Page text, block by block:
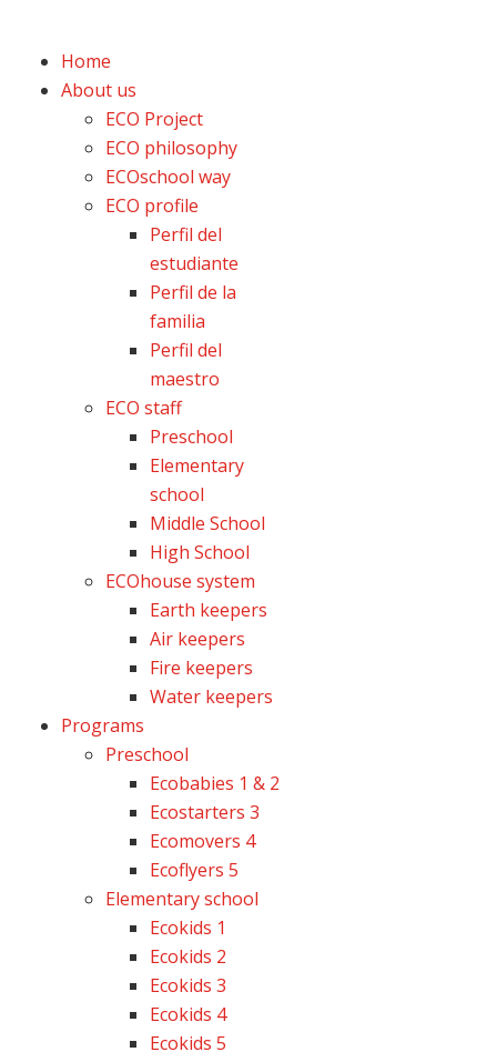
Home
About us
ECO Project
ECO philosophy
ECOschool way
ECO profile
Perfil del
estudiante
Perfil de la
familia
Perfil del
maestro
ECO staff
Preschool
Elementary
school
Middle School
High School
ECOhouse system
Earth keepers
Air keepers
Fire keepers
Water keepers
Programs
Preschool
Ecobabies 1 & 2
Ecostarters 3
Ecomovers 4
Ecoflyers 5
Elementary school
Ecokids 1
Ecokids 2
Ecokids 3
Ecokids 4
Ecokids 5